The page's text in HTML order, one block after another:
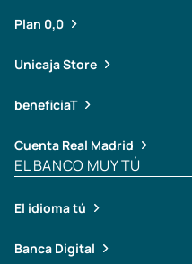
Plan 0,0
Unicaja Store
beneficiaT
Cuenta Real Madrid
EL BANCO MUY TÚ
El idioma tú
Banca Digital